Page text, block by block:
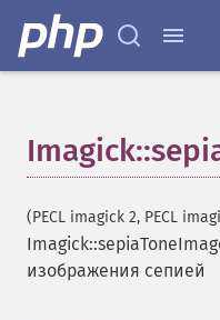
(PECL imagick 2, PECL
изображения сепией
decipherImage
deconstructImages
deleteImageArtifact
despeckleImage
destroy
displayImages
distortImage
drawImage